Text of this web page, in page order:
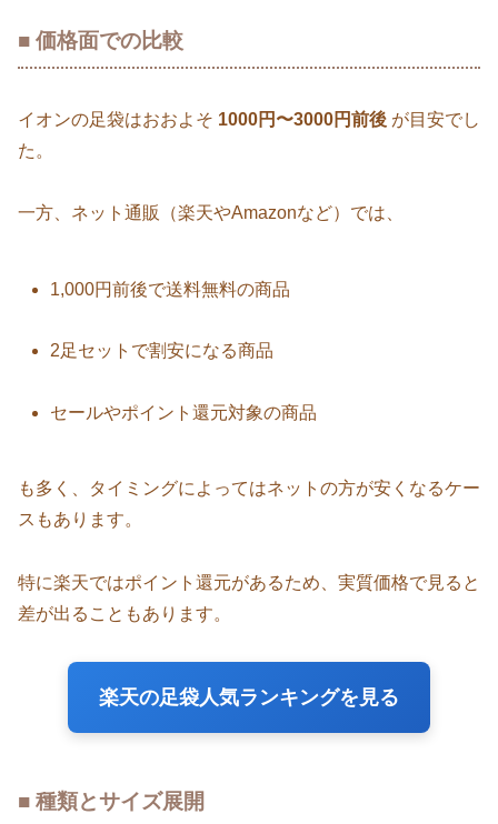
■ 価格面での比較
イオンの足袋はおおよそ 1000円〜3000円前後 が目安でし
た。
一方、ネット通販（楽天やAmazonなど）では、
1,000円前後で送料無料の商品
2足セットで割安になる商品
セールやポイント還元対象の商品
も多く、タイミングによってはネットの方が安くなるケー
スもあります。
特に楽天ではポイント還元があるため、実質価格で見ると
差が出ることもあります。
楽天の足袋人気ランキングを見る
■ 種類とサイズ展開